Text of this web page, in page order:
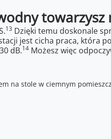
towarzysz
13 Dzięki temu doskonale
jest cicha praca, która
dB.14 Możesz więc